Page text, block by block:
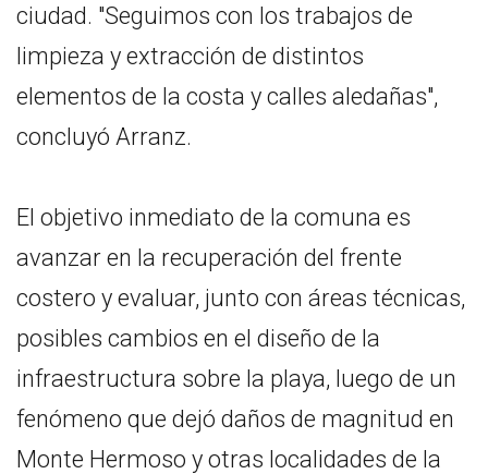
ciudad. "Seguimos con los trabajos de
limpieza y extracción de distintos
elementos de la costa y calles aledañas",
concluyó Arranz.
El objetivo inmediato de la comuna es
avanzar en la recuperación del frente
costero y evaluar, junto con áreas técnicas,
posibles cambios en el diseño de la
infraestructura sobre la playa, luego de un
fenómeno que dejó daños de magnitud en
Monte Hermoso y otras localidades de la